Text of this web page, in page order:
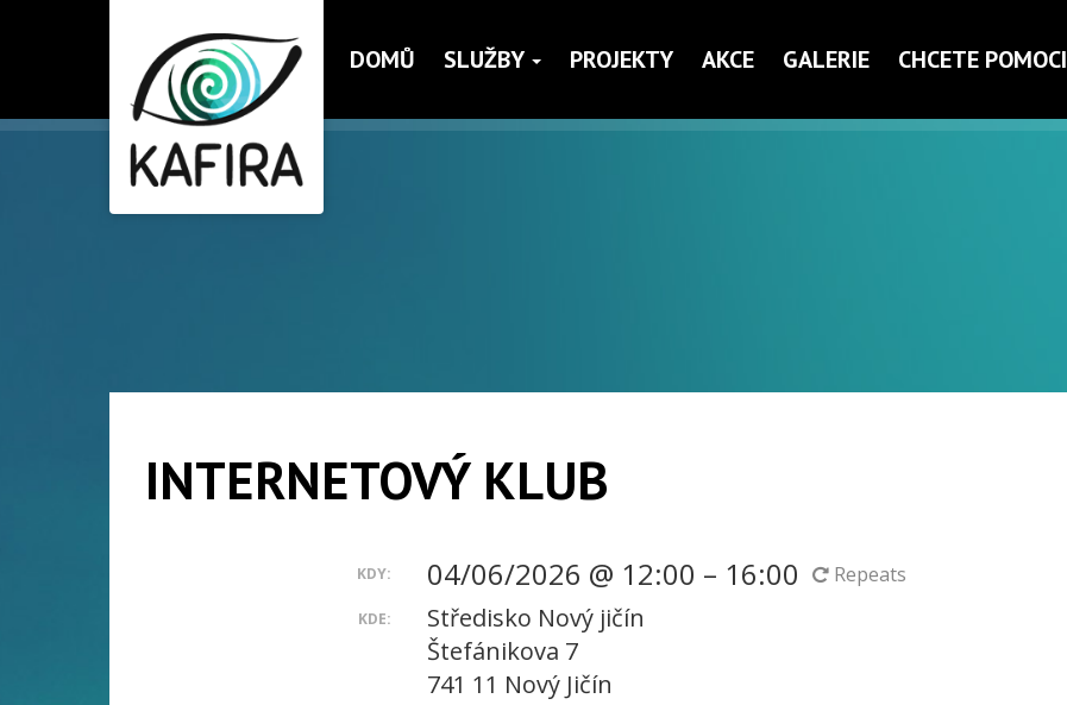
DOMŮ SLUŽBY PROJEKTY AKCE GALERIE CHCETE
INTERNETOVÝ KLUB
KDY: 04/06/2026 @ 12:00 – 16:00 Repeats
KDE:
Středisko Nový jičín
Štefánikova 7
741 11 Nový Jičín